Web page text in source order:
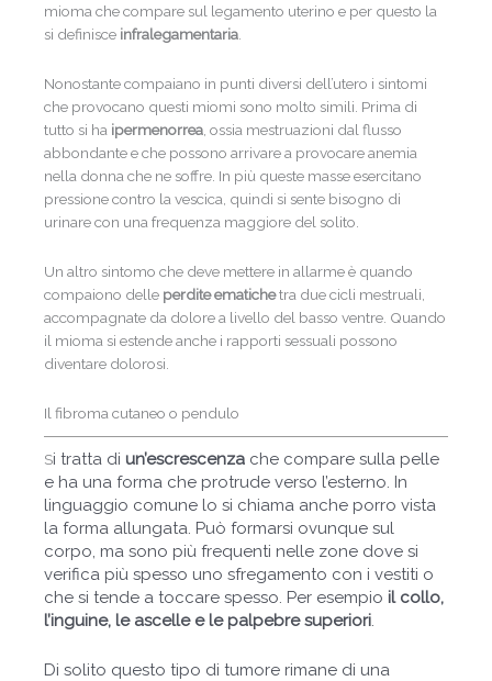
mioma che compare sul legamento uterino e per questo la
si definisce infralegamentaria
Nonostante compaiano in punti diversi dell’utero i sintomi
che provocano questi miomi sono molto simili. Prima di
tutto si ha ipermenorrea , ossia mestruazioni dal flusso
abbondante e che possono arrivare a provocare anemia
nella donna che ne soffre. In più queste masse esercitano
pressione contro la vescica, quindi si sente bisogno di
urinare con una frequenza maggiore del solito.
Un altro sintomo che deve mettere in allarme è quando
compaiono delle perdite ematichetra due cicli mestruali,
accompagnate da dolore a livello del basso ventre. Quando
il mioma si estende anche i rapporti sessuali possono
diventare dolorosi.
Il fibroma cutaneo o pendulo
Si tratta di un’escrescenza che compare sulla pelle
e ha una forma che protrude verso l’esterno. In
linguaggio comune lo si chiama anche porro vista
la forma allungata. Può formarsi ovunque sul
corpo, ma sono più frequenti nelle zone dove si
verifica più spesso uno sfregamento con i vestiti o
che si tende a toccare spesso. Per esempio il collo,
l’inguine, le ascelle e le palpebre superiori.
Di solito questo tipo di tumore rimane di una